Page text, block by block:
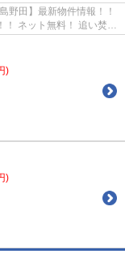
野田】最新物件情報！！
ネット無料！ 追い焚き
)
)